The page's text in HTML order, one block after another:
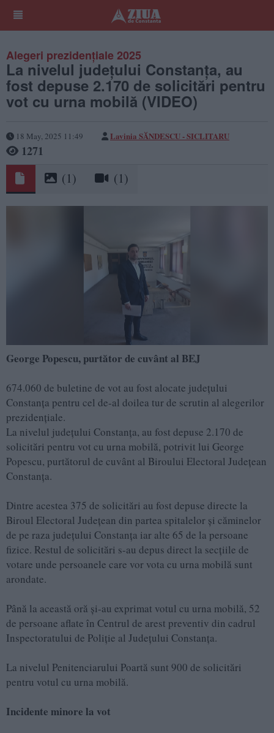
Alegeri prezidențiale 2025
La nivelul județului Constanța, au
fost depuse 2.170 de solicitări pentru
vot cu urna mobilă (VIDEO)
18 May, 2025 11:49 Lavinia SĂNDESCU - SICLITARU
1271
(1) (1)
George Popescu, purtător de cuvânt al BEJ
674.060 de buletine de vot au fost alocate județului
Constanța pentru cel de-al doilea tur de scrutin al alegerilor
prezidențiale.
La nivelul județului Constanța, au fost depuse 2.170 de
solicitări pentru vot cu urna mobilă, potrivit lui George
Popescu, purtătorul de cuvânt al Biroului Electoral Județean
Constanța.
Dintre acestea 375 de solicitări au fost depuse directe la
Biroul Electoral Județean din partea spitalelor și căminelor
de pe raza județului Constanța iar alte 65 de la persoane
fizice. Restul de solicitări s-au depus direct la secțiile de
votare unde persoanele care vor vota cu urna mobilă sunt
arondate.
Până la această oră și-au exprimat votul cu urna mobilă, 52
de persoane aflate în Centrul de arest preventiv din cadrul
Inspectoratului de Poliție al Județului Constanța.
La nivelul Penitenciarului Poartă sunt 900 de solicitări
pentru votul cu urna mobilă.
Incidente minore la vot